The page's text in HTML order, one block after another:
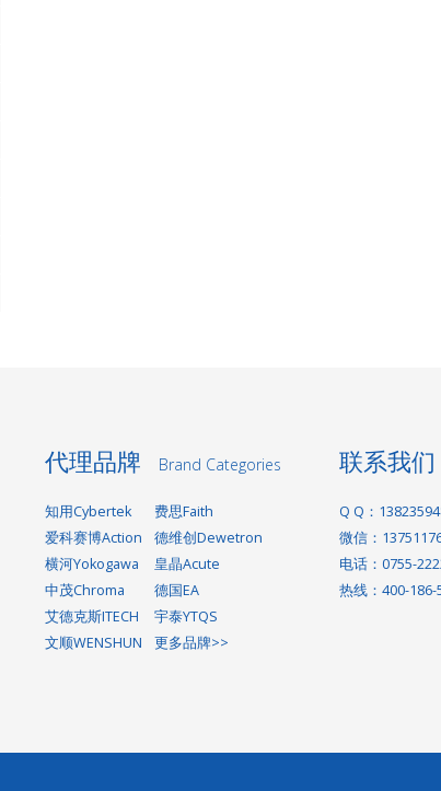
代理品牌 Brand Categories
知用Cybertek
费思Faith
爱科赛博Action
德维创Dewetron
横河Yokogawa
皇晶Acute
中茂Chroma
德国EA
艾德克斯ITECH
宇泰YTQS
文顺WENSHUN
更多品牌>>
联系我们
Q Q：
微信：
电话：0755-
热线：400-186-